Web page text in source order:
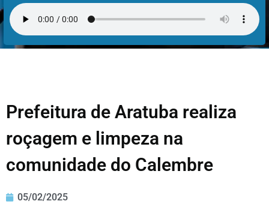
Prefeitura de Aratuba realiza
roçagem e limpeza na
comunidade do Calembre
05/02/2025